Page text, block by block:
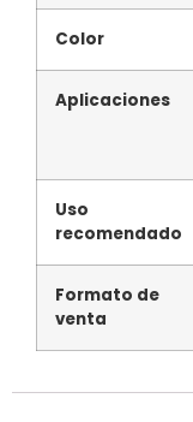
Color
Aplicaciones
Uso
recomendado
Formato de
venta